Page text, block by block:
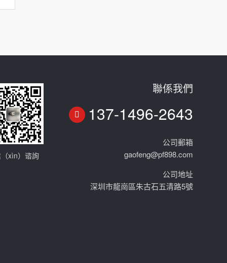
xìn）谘詢
聯係我們
137-1496-2643
公司郵箱
gaofeng@pf898.com
公司地址
深圳市龍崗區朱古石五清路5號